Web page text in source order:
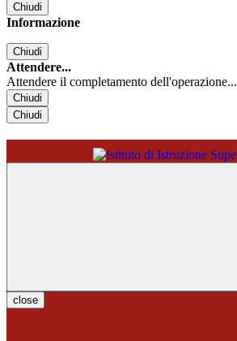
Chiudi
Informazione
Chiudi
Attendere...
Attendere il completamento dell'operazione...
Chiudi
Chiudi
close